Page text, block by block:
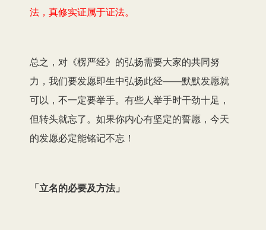
法，真修实证属于证法。
总之，对《楞严经》的弘扬需要大家的共同努
力，我们要发愿即生中弘扬此经——默默发愿就
可以，不一定要举手。有些人举手时干劲十足，
但转头就忘了。如果你内心有坚定的誓愿，今天
的发愿必定能铭记不忘！
「立名的必要及方法」